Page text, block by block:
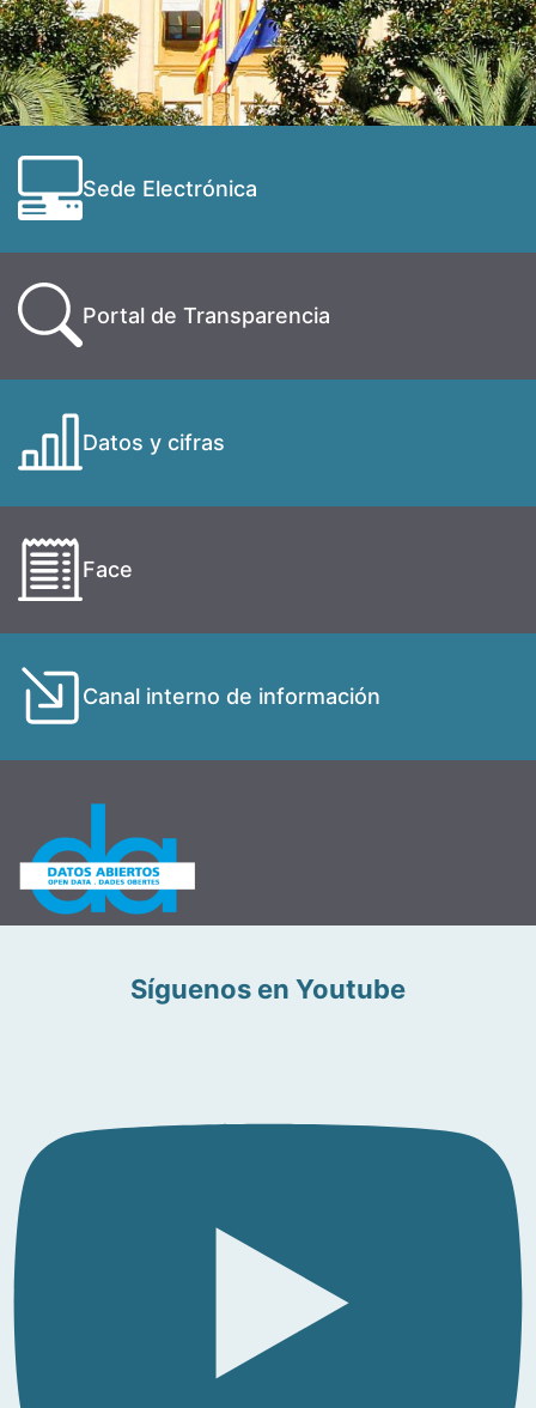
Sede Electrónica
Portal de Transparencia
Datos y cifras
Face
Canal interno de información
Síguenos en Youtube